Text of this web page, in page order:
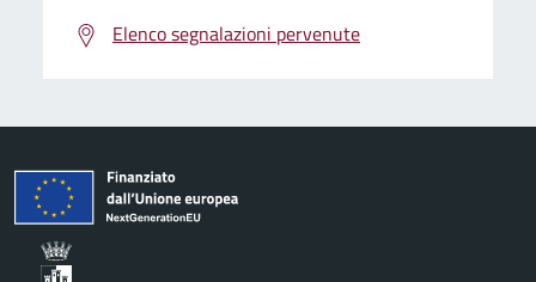
Elenco segnalazioni pervenute